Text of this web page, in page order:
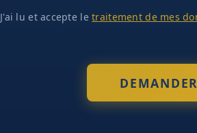
J'ai lu et accepte letraitement de mes